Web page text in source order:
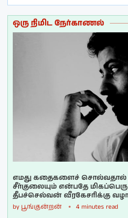
ஒரு நிமிட நேர்காணல்
எமது கதைகளைச் சொல்வதால்
சீர்குலையும் என்பதே
தீபச்செல்வன் வீரகேசரிக்கு
by பூங்குன்றன் 4 minutes read